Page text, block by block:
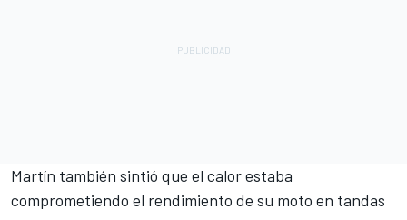
Martín también sintió que el calor estaba
comprometiendo el rendimiento de su moto en tandas